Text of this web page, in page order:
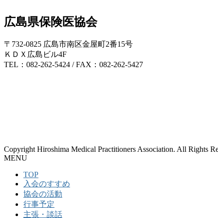
広島県保険医協会
〒732-0825 広島市南区金屋町2番15号
ＫＤＸ広島ビル4F
TEL：082-262-5424 / FAX：082-262-5427
Copyright Hiroshima Medical Practitioners Association. All Rights
MENU
TOP
入会のすすめ
協会の活動
行事予定
主張・談話